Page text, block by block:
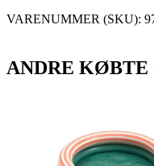
VARENUMMER (SKU):
ANDRE KØBTE